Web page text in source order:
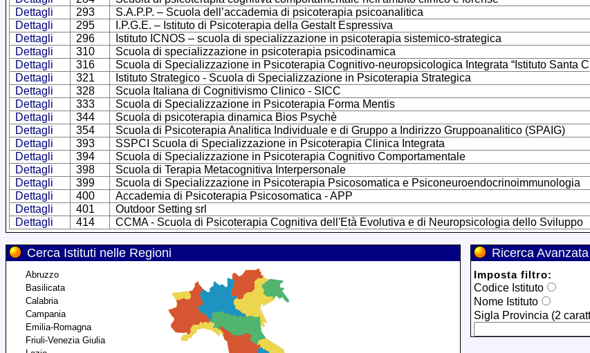
Dettagli
293
S.A.P.P. – Scuola dell’accademia di psicoterapia psicoanalitica
Dettagli
295
I.P.G.E. – Istituto di Psicoterapia della Gestalt Espressiva
Dettagli
296
Istituto ICNOS – scuola di specializzazione in psicoterapia sistemico-strategica
Dettagli
310
Scuola di specializzazione in psicoterapia psicodinamica
Dettagli
316
Scuola di Specializzazione in Psicoterapia Cognitivo-neuropsicologica Integrata “Istituto Santa
Dettagli
321
Istituto Strategico - Scuola di Specializzazione in Psicoterapia Strategica
Dettagli
328
Scuola Italiana di Cognitivismo Clinico - SICC
Dettagli
333
Scuola di Specializzazione in Psicoterapia Forma Mentis
Dettagli
344
Scuola di psicoterapia dinamica Bios Psychè
Dettagli
354
Scuola di Psicoterapia Analitica Individuale e di Gruppo a Indirizzo Gruppoanalitico (SPAIG)
Dettagli
393
SSPCI Scuola di Specializzazione in Psicoterapia Clinica Integrata
Dettagli
394
Scuola di Specializzazione in Psicoterapia Cognitivo Comportamentale
Dettagli
398
Scuola di Terapia Metacognitiva Interpersonale
Dettagli
399
Scuola di Specializzazione in Psicoterapia Psicosomatica e Psiconeuroendocrinoimmunologia
Dettagli
400
Accademia di Psicoterapia Psicosomatica - APP
Dettagli
401
Outdoor Setting srl
Dettagli
414 CCMA - Scuola di Psicoterapia Cognitiva dell'Età Evolutiva e di Neuropsicologia dello Sviluppo
Cerca Istituti nelle Regioni
Abruzzo
Basilicata
Calabria
Campania
Emilia-Romagna
Friuli-Venezia Giulia
Ricerca Avanzata
Imposta filtro:
Codice Istituto
Nome Istituto
Sigla Provincia (2